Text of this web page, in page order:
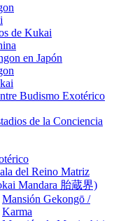
de Kukai
en Japón
Budismo Exotérico
de la Conciencia
del Reino Matriz
Mandara 胎蔵界)
Mansión Gekongō /
Karma